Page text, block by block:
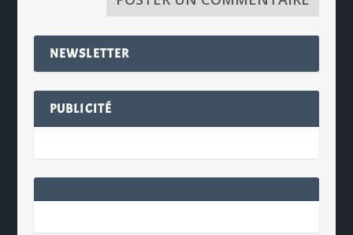
NEWSLETTER
PUBLICITÉ